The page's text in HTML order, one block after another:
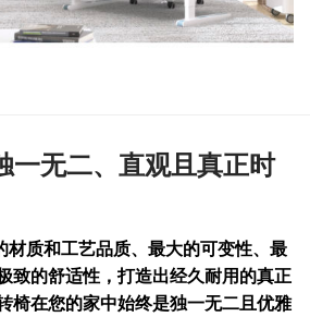
一无二、直观且真正时
材质和工艺品质、最大的可变性、最
致的舒适性，打造出经久耐用的真正
椅在您的家中始终是独一无二且优雅